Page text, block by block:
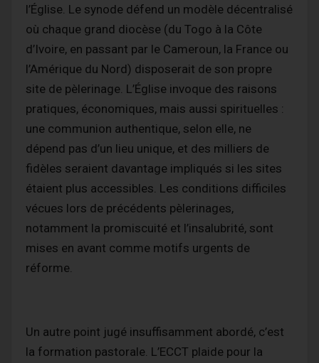
l’Église. Le synode défend un modèle décentralisé
où chaque grand diocèse (du Togo à la Côte
d’Ivoire, en passant par le Cameroun, la France ou
l’Amérique du Nord) disposerait de son propre
site de pèlerinage. L’Église invoque des raisons
pratiques, économiques, mais aussi spirituelles :
une communion authentique, selon elle, ne
dépend pas d’un lieu unique, et des milliers de
fidèles seraient davantage impliqués si les sites
étaient plus accessibles. Les conditions difficiles
vécues lors de précédents pèlerinages,
notamment la promiscuité et l’insalubrité, sont
mises en avant comme motifs urgents de
réforme.
Un autre point jugé insuffisamment abordé, c’est
la formation pastorale. L’ECCT plaide pour la